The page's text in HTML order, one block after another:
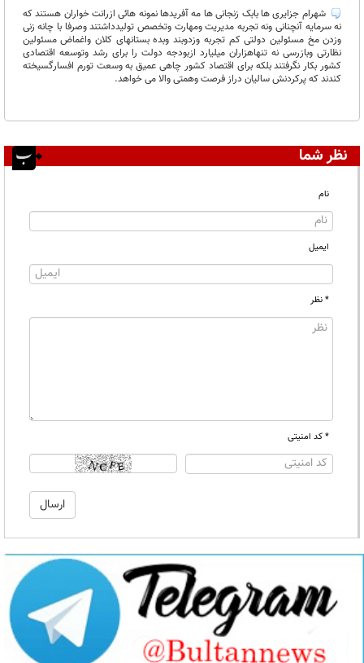
شهرام جزایری ها بابک زنجانی ها مه آفریدها نمونه هائی ازرانت خواران هستند که
نه سرمایه آنچنانی ونه تجربه مدیریت ومهارت وتخصص تولیدداشتند وصرفا با چانه زنی
وزدن مخ مسئولین دولتی کم تجربه وزدوبند وبده بستانهای کلان واغماض مسئولین
نظارتی وبازرسی نه تنهاهزاران میلیارد ازبودجه دولت را برای رشد وتوسعه اقتصادی
کشور بکار نگرفتند بلکه برای اقتصاد کشور چاهی عمیق به وسعت تورم افسارگسیخته
کندند که پرکردنش سالیان دراز فرصت وهمتی والا می خواهد.
نظر شما
نام
ایمیل
* نظر
* کد امنیتی